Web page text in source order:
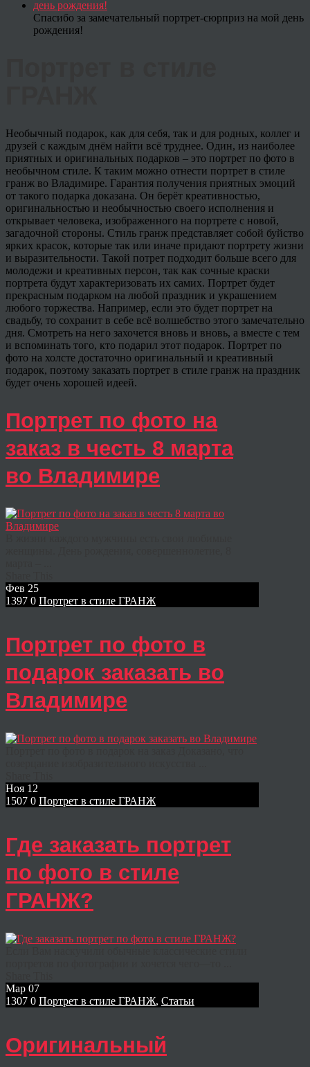
Спасибо за замечательный портрет-сюрприз на мой день
рождения!
Необычный подарок, как для себя, так и для родных, коллег и
друзей с каждым днём найти всё труднее. Один, из наиболее
приятных и оригинальных подарков – это портрет по фото в
необычном стиле. К таким можно отнести портрет в стиле
гранж во Владимире. Гарантия получения приятных эмоций
от такого подарка доказана. Он берёт креативностью,
оригинальностью и необычностью своего исполнения и
открывает человека, изображенного на портрете с новой,
загадочной стороны. Стиль гранж представляет собой буйство
ярких красок, которые так или иначе придают портрету жизни
и выразительности. Такой потрет подходит больше всего для
молодежи и креативных персон, так как сочные краски
портрета будут характеризовать их самих. Портрет будет
прекрасным подарком на любой праздник и украшением
любого торжества. Например, если это будет портрет на
свадьбу, то сохранит в себе всё волшебство этого замечательно
дня. Смотреть на него захочется вновь и вновь, а вместе с тем
и вспоминать того, кто подарил этот подарок. Портрет по
фото на холсте достаточно оригинальный и креативный
подарок, поэтому заказать портрет в стиле гранж на праздник
будет очень хорошей идеей.
Портрет по фото на
заказ в честь 8 марта
во Владимире
Фев 25
1397 0 Портрет в стиле ГРАНЖ
Портрет по фото в
подарок заказать во
Владимире
Ноя 12
1507 0 Портрет в стиле ГРАНЖ
Где заказать портрет
по фото в стиле
ГРАНЖ?
Мар 07
1307 0 Портрет в стиле ГРАНЖ, Статьи
Оригинальный